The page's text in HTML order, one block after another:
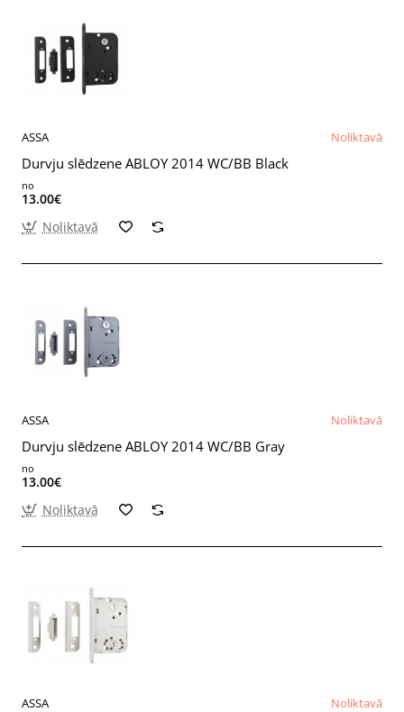
ASSA Noliktavā
Durvju slēdzene ABLOY 2014 WC/BB Black
no
13.00€
Noliktavā
ASSA Noliktavā
Durvju slēdzene ABLOY 2014 WC/BB Gray
no
13.00€
Noliktavā
ASSA Noliktavā